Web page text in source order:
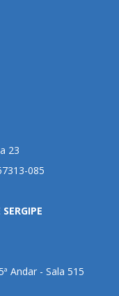
23
085
Andar - Sala 515